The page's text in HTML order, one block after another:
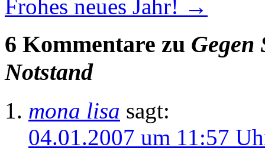
Frohes neues Jahr! →
6 Kommentare zu
Notstand
mona lisa sagt:
04.01.2007 um 11:57